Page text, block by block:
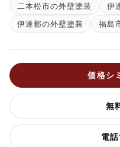
二本松市の外壁塗装
伊
伊達郡の外壁塗装
福島
価格シ
無
電